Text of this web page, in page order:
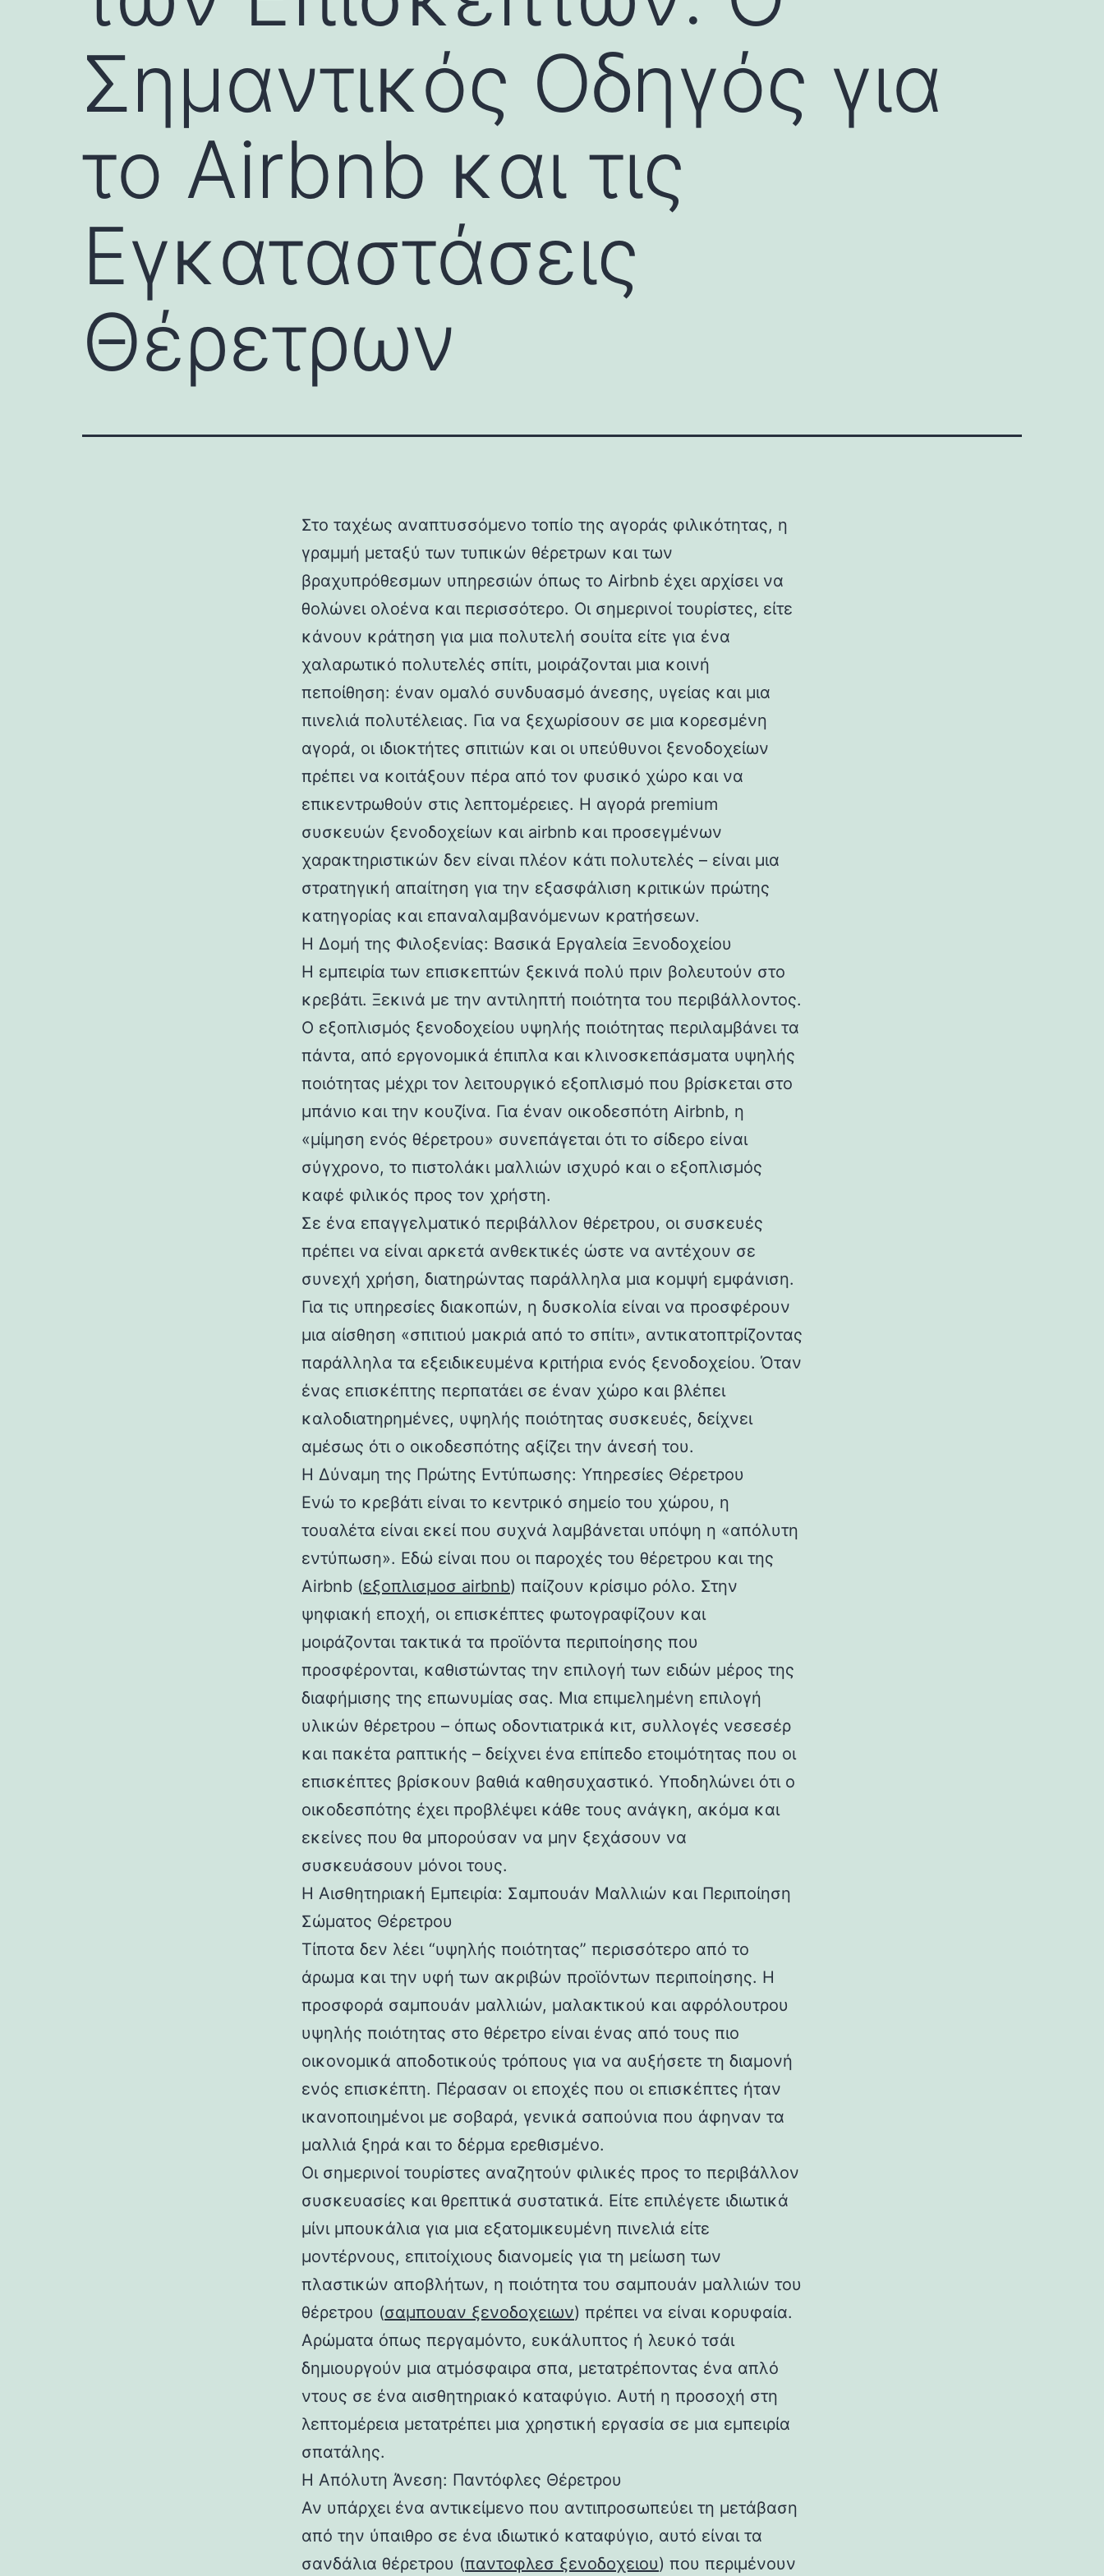
Σημαντικός Οδηγός για
το Airbnb και τις
Εγκαταστάσεις
Θέρετρων
Στο ταχέως αναπτυσσόμενο τοπίο της αγοράς φιλικότητας, η
γραμμή μεταξύ των τυπικών θέρετρων και των
βραχυπρόθεσμων υπηρεσιών όπως το Airbnb έχει αρχίσει να
θολώνει ολοένα και περισσότερο. Οι σημερινοί τουρίστες, είτε
κάνουν κράτηση για μια πολυτελή σουίτα είτε για ένα
χαλαρωτικό πολυτελές σπίτι, μοιράζονται μια κοινή
πεποίθηση: έναν ομαλό συνδυασμό άνεσης, υγείας και μια
πινελιά πολυτέλειας. Για να ξεχωρίσουν σε μια κορεσμένη
αγορά, οι ιδιοκτήτες σπιτιών και οι υπεύθυνοι ξενοδοχείων
πρέπει να κοιτάξουν πέρα ​​από τον φυσικό χώρο και να
επικεντρωθούν στις λεπτομέρειες. Η αγορά premium
συσκευών ξενοδοχείων και airbnb και προσεγμένων
χαρακτηριστικών δεν είναι πλέον κάτι πολυτελές – είναι μια
στρατηγική απαίτηση για την εξασφάλιση κριτικών πρώτης
κατηγορίας και επαναλαμβανόμενων κρατήσεων.
Η Δομή της Φιλοξενίας: Βασικά Εργαλεία Ξενοδοχείου
Η εμπειρία των επισκεπτών ξεκινά πολύ πριν βολευτούν στο
κρεβάτι. Ξεκινά με την αντιληπτή ποιότητα του περιβάλλοντος.
Ο εξοπλισμός ξενοδοχείου υψηλής ποιότητας περιλαμβάνει τα
πάντα, από εργονομικά έπιπλα και κλινοσκεπάσματα υψηλής
ποιότητας μέχρι τον λειτουργικό εξοπλισμό που βρίσκεται στο
μπάνιο και την κουζίνα. Για έναν οικοδεσπότη Airbnb, η
«μίμηση ενός θέρετρου» συνεπάγεται ότι το σίδερο είναι
σύγχρονο, το πιστολάκι μαλλιών ισχυρό και ο εξοπλισμός
καφέ φιλικός προς τον χρήστη.
Σε ένα επαγγελματικό περιβάλλον θέρετρου, οι συσκευές
πρέπει να είναι αρκετά ανθεκτικές ώστε να αντέχουν σε
συνεχή χρήση, διατηρώντας παράλληλα μια κομψή εμφάνιση.
Για τις υπηρεσίες διακοπών, η δυσκολία είναι να προσφέρουν
μια αίσθηση «σπιτιού μακριά από το σπίτι», αντικατοπτρίζοντας
παράλληλα τα εξειδικευμένα κριτήρια ενός ξενοδοχείου. Όταν
ένας επισκέπτης περπατάει σε έναν χώρο και βλέπει
καλοδιατηρημένες, υψηλής ποιότητας συσκευές, δείχνει
αμέσως ότι ο οικοδεσπότης αξίζει την άνεσή του.
Η Δύναμη της Πρώτης Εντύπωσης: Υπηρεσίες Θέρετρου
Ενώ το κρεβάτι είναι το κεντρικό σημείο του χώρου, η
τουαλέτα είναι εκεί που συχνά λαμβάνεται υπόψη η «απόλυτη
εντύπωση». Εδώ είναι που οι παροχές του θέρετρου και της
Airbnb (εξοπλισμοσ airbnb) παίζουν κρίσιμο ρόλο. Στην
ψηφιακή εποχή, οι επισκέπτες φωτογραφίζουν και
μοιράζονται τακτικά τα προϊόντα περιποίησης που
προσφέρονται, καθιστώντας την επιλογή των ειδών μέρος της
διαφήμισης της επωνυμίας σας. Μια επιμελημένη επιλογή
υλικών θέρετρου – όπως οδοντιατρικά κιτ, συλλογές νεσεσέρ
και πακέτα ραπτικής – δείχνει ένα επίπεδο ετοιμότητας που οι
επισκέπτες βρίσκουν βαθιά καθησυχαστικό. Υποδηλώνει ότι ο
οικοδεσπότης έχει προβλέψει κάθε τους ανάγκη, ακόμα και
εκείνες που θα μπορούσαν να μην ξεχάσουν να
συσκευάσουν μόνοι τους.
Η Αισθητηριακή Εμπειρία: Σαμπουάν Μαλλιών και Περιποίηση
Σώματος Θέρετρου
Τίποτα δεν λέει “υψηλής ποιότητας” περισσότερο από το
άρωμα και την υφή των ακριβών προϊόντων περιποίησης. Η
προσφορά σαμπουάν μαλλιών, μαλακτικού και αφρόλουτρου
υψηλής ποιότητας στο θέρετρο είναι ένας από τους πιο
οικονομικά αποδοτικούς τρόπους για να αυξήσετε τη διαμονή
ενός επισκέπτη. Πέρασαν οι εποχές που οι επισκέπτες ήταν
ικανοποιημένοι με σοβαρά, γενικά σαπούνια που άφηναν τα
μαλλιά ξηρά και το δέρμα ερεθισμένο.
Οι σημερινοί τουρίστες αναζητούν φιλικές προς το περιβάλλον
συσκευασίες και θρεπτικά συστατικά. Είτε επιλέγετε ιδιωτικά
μίνι μπουκάλια για μια εξατομικευμένη πινελιά είτε
μοντέρνους, επιτοίχιους διανομείς για τη μείωση των
πλαστικών αποβλήτων, η ποιότητα του σαμπουάν μαλλιών του
θέρετρου (σαμπουαν ξενοδοχειων) πρέπει να είναι κορυφαία.
Αρώματα όπως περγαμόντο, ευκάλυπτος ή λευκό τσάι
δημιουργούν μια ατμόσφαιρα σπα, μετατρέποντας ένα απλό
ντους σε ένα αισθητηριακό καταφύγιο. Αυτή η προσοχή στη
λεπτομέρεια μετατρέπει μια χρηστική εργασία σε μια εμπειρία
σπατάλης.
Η Απόλυτη Άνεση: Παντόφλες Θέρετρου
Αν υπάρχει ένα αντικείμενο που αντιπροσωπεύει τη μετάβαση
από την ύπαιθρο σε ένα ιδιωτικό καταφύγιο, αυτό είναι τα
σανδάλια θέρετρου (παντοφλεσ ξενοδοχειου) που περιμένουν